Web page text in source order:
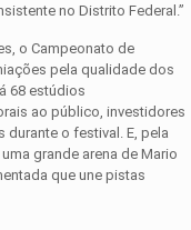
no Distrito Federal.”
o Campeonato de
pela qualidade dos
68 estúdios
ao público, investidores
o festival. E, pela
grande arena de Mario
que une pistas